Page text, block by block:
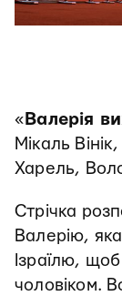
« Валерія
Мікаль
Харель,
Стрічка
Валерію,
Ізраїлю, щоб
чоловіком.